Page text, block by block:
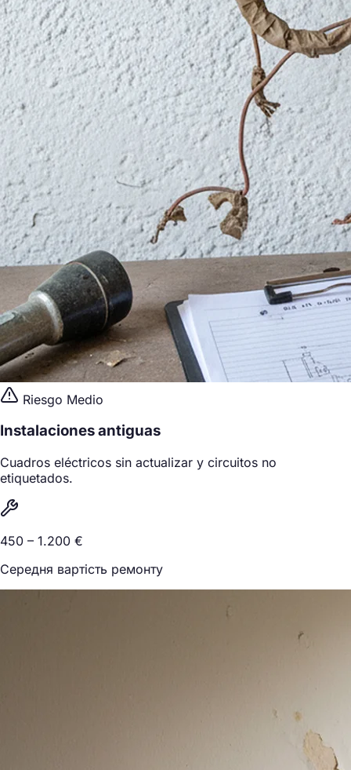
Riesgo Medio
Instalaciones antiguas
Cuadros eléctricos sin actualizar y circuitos no
etiquetados.
450 – 1.200 €
Середня вартість ремонту